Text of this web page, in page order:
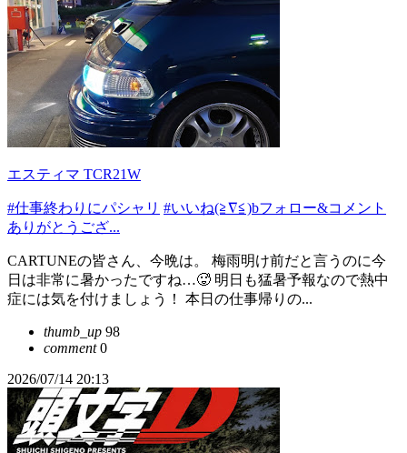
エスティマ TCR21W
#仕事終わりにパシャリ #いいね(≧∇≦)bフォロー&コメント
ありがとうござ...
CARTUNEの皆さん、今晩は。 梅雨明け前だと言うのに今
日は非常に暑かったですね…🥵 明日も猛暑予報なので熱中
症には気を付けましょう！ 本日の仕事帰りの...
thumb_up 98
comment0
2026/07/14 20:13